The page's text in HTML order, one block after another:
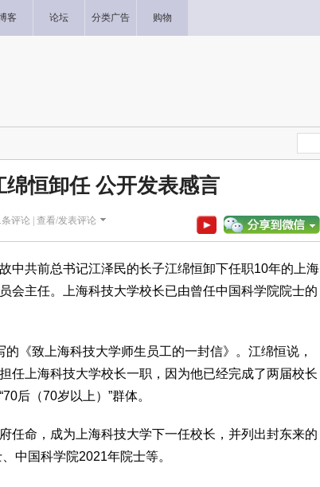
客 论坛 分类广告 购物
绵恒卸任 公开发表感言
条评论 | 查看/发表评论
中共前总书记江泽民的长子江绵恒卸下任职10年的上海
会主任。上海科技大学校长已由曾任中国科学院院士的
《致上海科技大学师生员工的一封信》。江绵恒说，
任上海科技大学校长一职，因为他已经完成了两届校长
后（70岁以上）”群体。
任命，成为上海科技大学下一任校长，并列出封东来的
中国科学院2021年院士等。